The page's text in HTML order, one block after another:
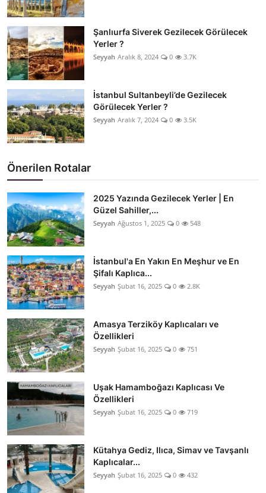
Şanlıurfa Siverek Gezilecek Görülecek
Yerler ?
Seyyah Aralık 8, 2024 0 3.7K
İstanbul Sultanbeyli’de Gezilecek
Görülecek Yerler ?
Seyyah Aralık 7, 2024 0 3.5K
Önerilen Rotalar
2025 Yazında Gezilecek Yerler | En
Güzel Sahiller,...
Seyyah Ağustos 1, 2025 0 548
İstanbul'a En Yakın En Meşhur ve En
Şifalı Kaplıca...
Seyyah Şubat 16, 2025 0 2.8K
Amasya Terziköy Kaplıcaları ve
Özellikleri
Seyyah Şubat 16, 2025 0 751
Uşak Hamamboğazı Kaplıcası Ve
Özellikleri
Seyyah Şubat 16, 2025 0 719
Kütahya Gediz, Ilıca, Simav ve Tavşanlı
Kaplıcalar...
Seyyah Şubat 16, 2025 0 432